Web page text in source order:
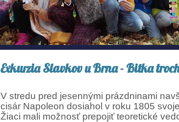
Exkurzia Slavkov u Brna - Bitka
V stredu pred jesennými prázdninami
cisár Napoleon dosiahol v roku 1805
Žiaci mali možnosť prepojiť teoretické